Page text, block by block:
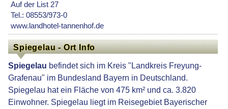
Auf der List 27
Tel.: 08553/973-0
www.landhotel-tannenhof.de
Spiegelau - Ort Info
Spiegelau befindet sich im Kreis "Landkreis Freyung-
Grafenau" im Bundesland Bayern in Deutschland.
Spiegelau hat ein Fläche von 475 km² und ca. 3.820
Einwohner. Spiegelau liegt im Reisegebiet Bayerischer